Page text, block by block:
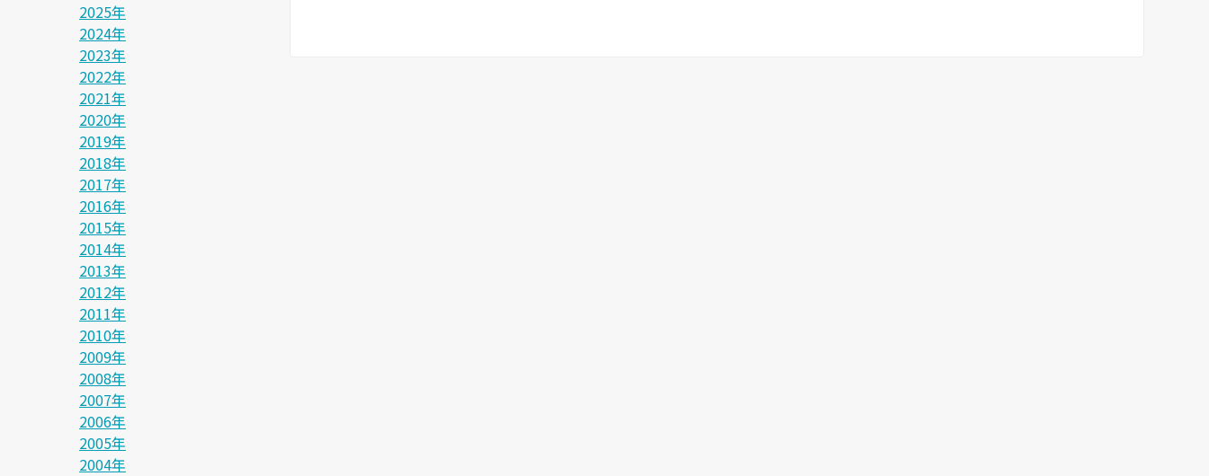
2025年
2024年
2023年
2022年
2021年
2020年
2019年
2018年
2017年
2016年
2015年
2014年
2013年
2012年
2011年
2010年
2009年
2008年
2007年
2006年
2005年
2004年